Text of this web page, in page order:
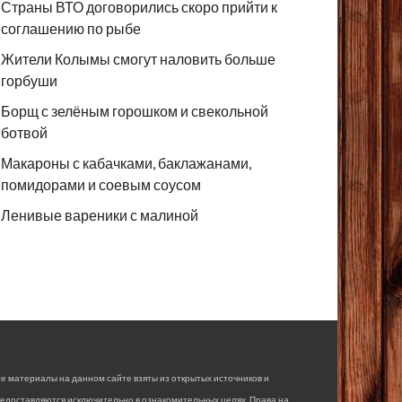
Страны ВТО договорились скоро прийти к
соглашению по рыбе
Жители Колымы смогут наловить больше
горбуши
Борщ с зелёным горошком и свекольной
ботвой
Макароны с кабачками, баклажанами,
помидорами и соевым соусом
Ленивые вареники с малиной
материалы на данном сайте взяты из открытых источников и
исключительно в ознакомительных целях. Права на